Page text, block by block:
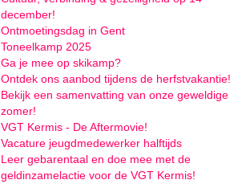
december!
Ontmoetingsdag in Gent
Toneelkamp 2025
Ga je mee op skikamp?
Ontdek ons aanbod tijdens de herfstvakantie!
Bekijk een samenvatting van onze geweldige
zomer!
VGT Kermis - De Aftermovie!
Vacature jeugdmedewerker halftijds
Leer gebarentaal en doe mee met de
geldinzamelactie voor de VGT Kermis!